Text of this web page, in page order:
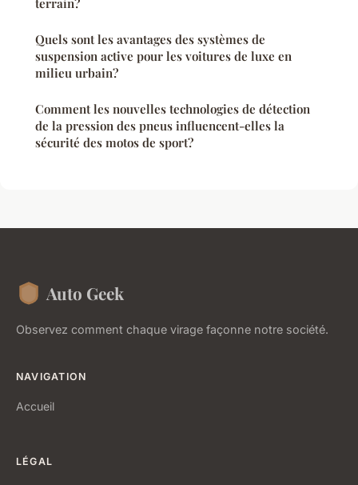
Quels sont les avantages des systèmes de
suspension active pour les voitures de luxe en
milieu urbain?
Comment les nouvelles technologies de détection
de la pression des pneus influencent-elles la
sécurité des motos de sport?
Auto Geek
Observez comment chaque virage façonne notre société.
NAVIGATION
Accueil
LÉGAL